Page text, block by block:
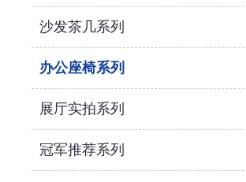
沙发茶几系列
办公座椅系列
展厅实拍系列
冠军推荐系列